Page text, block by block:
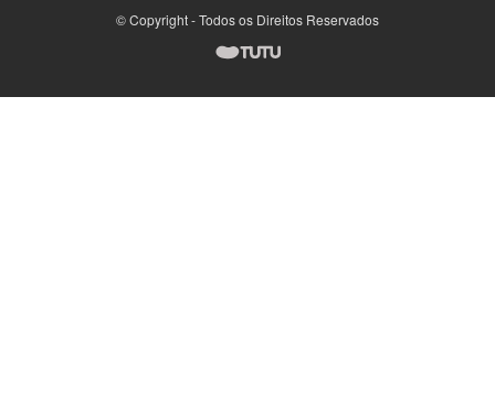
© Copyright - Todos os Direitos Reservados